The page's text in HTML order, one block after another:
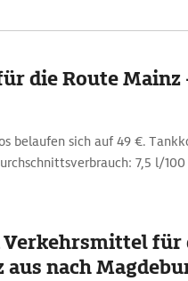
die Route Mainz
belaufen sich auf 49 €.
7,5 l/100
für
nach